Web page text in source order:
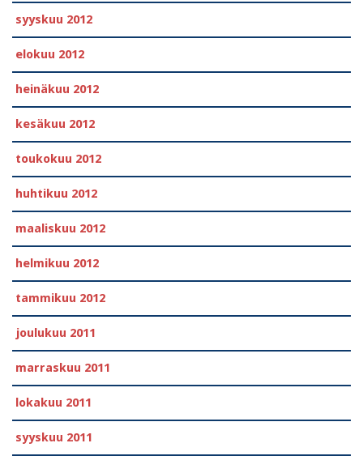
syyskuu 2012
elokuu 2012
heinäkuu 2012
kesäkuu 2012
toukokuu 2012
huhtikuu 2012
maaliskuu 2012
helmikuu 2012
tammikuu 2012
joulukuu 2011
marraskuu 2011
lokakuu 2011
syyskuu 2011